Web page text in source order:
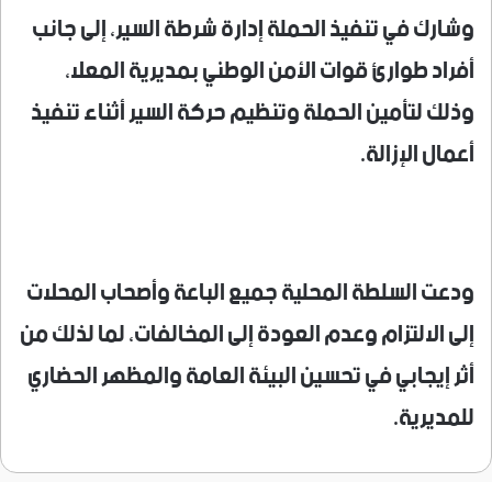
وشارك في تنفيذ الحملة إدارة شرطة السير، إلى جانب
أفراد طوارئ قوات الأمن الوطني بمديرية المعلا،
وذلك لتأمين الحملة وتنظيم حركة السير أثناء تنفيذ
أعمال الإزالة.
ودعت السلطة المحلية جميع الباعة وأصحاب المحلات
إلى الالتزام وعدم العودة إلى المخالفات، لما لذلك من
أثر إيجابي في تحسين البيئة العامة والمظهر الحضاري
للمديرية.